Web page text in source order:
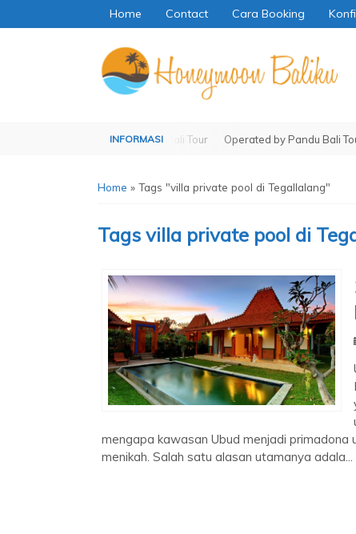
Home Contact Cara Booking
Operated by Pandu Bali Tour Operated by Pandu Bali Tour
Home » Tags "villa private pool di Tegallalang"
Tags villa private pool di
mengapa kawasan Ubud menjadi
menikah. Salah satu alasan utamanya adala...